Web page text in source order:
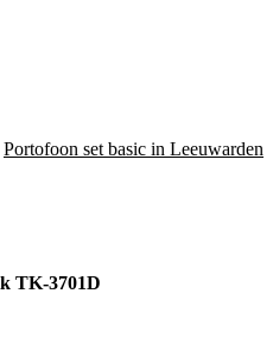
Portofoon set basic in Leeuwarden
TK-3701D